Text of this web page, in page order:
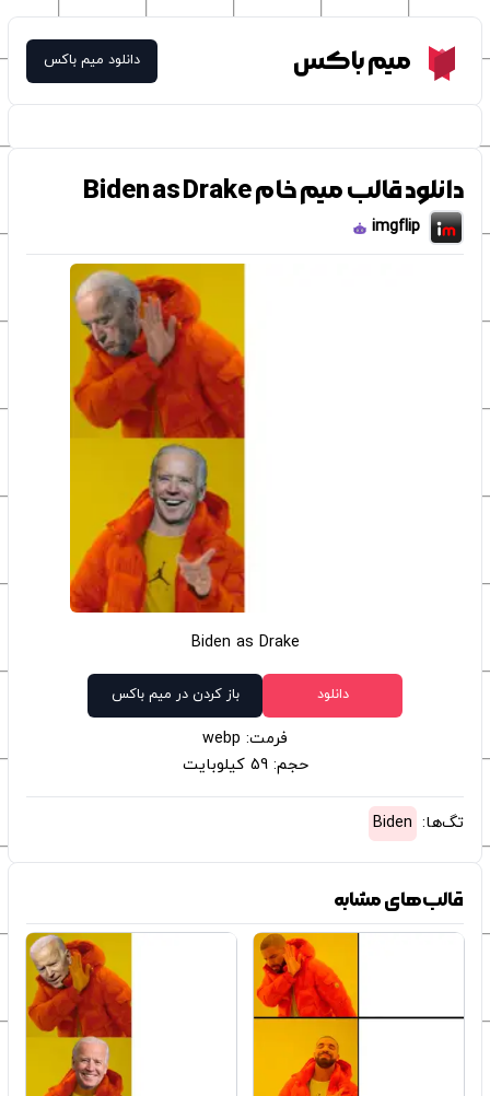
Meme Boxمیم باکس دانلود میم باکس
دانلود قالب میم خام Biden as Drake
imgflip
Biden as Drake
دانلود باز کردن در میم باکس
فرمت: webp
حجم: 59 کیلوبایت
تگ‌ها: Biden
قالب‌های مشابه